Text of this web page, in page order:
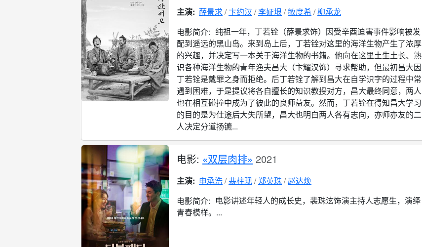
主演: 薛景求 卞约汉 李姃垠 敏度希 柳承龙
电影简介: 纯祖一年，丁若铨（薛景求饰）因受辛酉迫害事件影响被发
配到遥远的黑山岛。来到岛上后，丁若铨对这里的海洋生物产生了浓厚
的兴趣，并决定写一本关于海洋生物的书籍。他向在这里土生土长、熟
识各种海洋生物的青年渔夫昌大（卞耀汉饰）寻求帮助，但最初昌大因
丁若铨是戴罪之身而拒绝。后丁若铨了解到昌大在自学识字的过程中常
遇到困难，于是提议将各自擅长的知识教授对方，昌大最终同意，两人
也在相互碰撞中成为了彼此的良师益友。然而，丁若铨在得知昌大学习
的目的是为仕途后大失所望，昌大也明白两人各有志向，亦师亦友的二
人决定分道扬镳...
电影: «双层肉排» 2021
主演: 申承浩 裴柱现 郑英珠 赵达焕
电影简介: 电影讲述年轻人的成长史，裴珠泫饰演主持人志愿生，演绎
青春模样。...